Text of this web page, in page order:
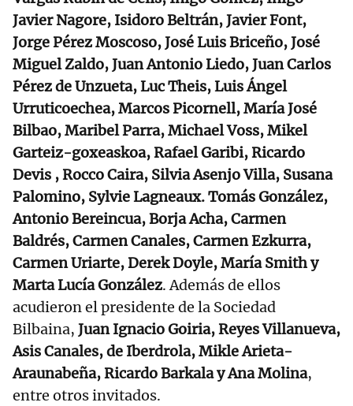
Javier Nagore, Isidoro Beltrán, Javier Font,
Jorge Pérez Moscoso, José Luis Briceño, José
Miguel Zaldo, Juan Antonio Liedo, Juan Carlos
Pérez de Unzueta, Luc Theis, Luis Ángel
Urruticoechea, Marcos Picornell, María José
Bilbao, Maribel Parra, Michael Voss, Mikel
Garteiz-goxeaskoa, Rafael Garibi, Ricardo
Devis , Rocco Caira, Silvia Asenjo Villa, Susana
Palomino, Sylvie Lagneaux. Tomás González,
Antonio Bereincua, Borja Acha, Carmen
Baldrés, Carmen Canales, Carmen Ezkurra,
Carmen Uriarte, Derek Doyle, María Smith y
Marta Lucía González. Además de ellos
acudieron el presidente de la Sociedad
Bilbaina, Juan Ignacio Goiria, Reyes Villanueva,
Asis Canales, de Iberdrola, Mikle Arieta-
Araunabeña, Ricardo Barkala y Ana Molina,
entre otros invitados.